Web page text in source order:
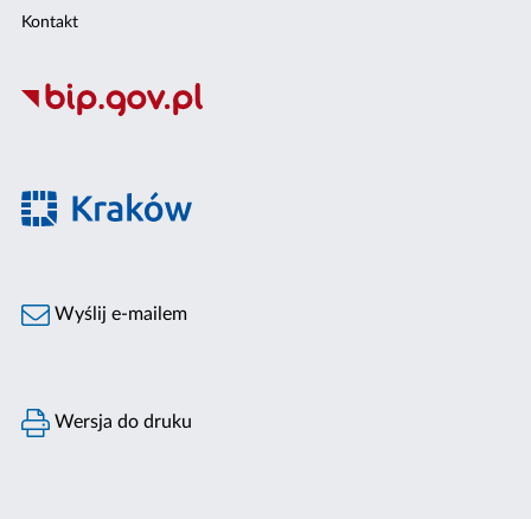
Kontakt
Wyślij e-mailem
Wersja do druku